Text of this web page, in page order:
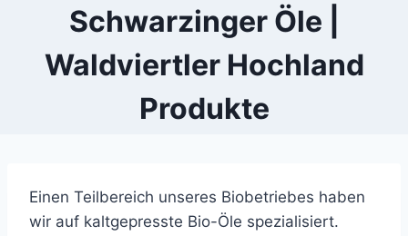
Schwarzinger Öle |
Waldviertler Hochland
Produkte
Einen Teilbereich unseres Biobetriebes haben
wir auf kaltgepresste Bio-Öle spezialisiert.